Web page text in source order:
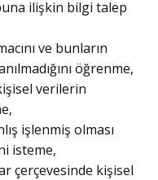
ilişkin bilgi talep
ve bunların
öğrenme,
verilerin
işlenmiş olması
isteme,
çerçevesinde kişisel